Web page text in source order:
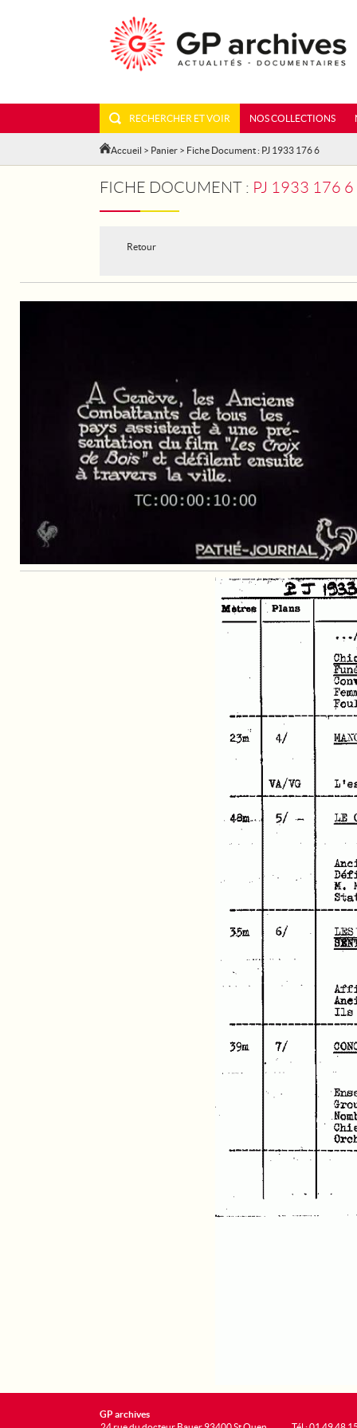
RECHERCHER ET VOIR NOS COLLECTIONS
Accueil > Panier > Fiche Document : PJ 1933 176 6
FICHE DOCUMENT : PJ 1933 176 6
Retour
GP archives